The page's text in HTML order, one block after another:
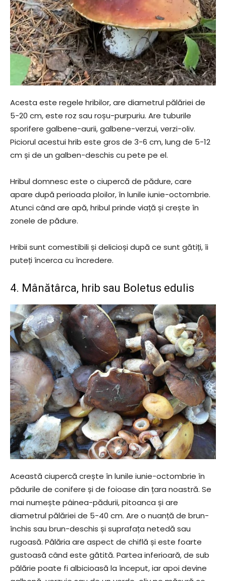
Acesta este regele hribilor, are diametrul pălăriei de
5-20 cm, este roz sau roșu-purpuriu. Are tuburile
sporifere galbene-aurii, galbene-verzui, verzi-oliv.
Piciorul acestui hrib este gros de 3-6 cm, lung de 5-12
cm și de un galben-deschis cu pete pe el.
Hribul domnesc este o ciupercă de pădure, care
apare după perioada ploilor, în lunile iunie-octombrie.
Atunci când are apă, hribul prinde viață și crește în
zonele de pădure.
Hribii sunt comestibili și delicioși după ce sunt gătiți, îi
puteți încerca cu încredere.
4. Mânătârca, hrib sau Boletus edulis
Această ciupercă crește în lunile iunie-octombrie în
pădurile de conifere și de foioase din țara noastră. Se
mai numește pâinea-pădurii, pitoanca și are
diametrul pălăriei de 5-40 cm. Are o nuanță de brun-
închis sau brun-deschis și suprafața netedă sau
rugoasă. Pălăria are aspect de chiflă și este foarte
gustoasă când este gătită. Partea inferioară, de sub
pălărie poate fi albicioasă la început, iar apoi devine